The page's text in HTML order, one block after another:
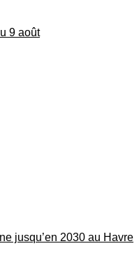
9 août
jusqu’en 2030 au Havre